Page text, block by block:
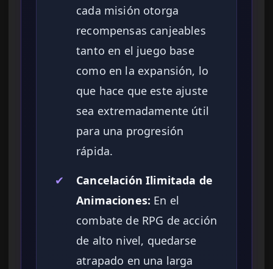
cada misión otorga
recompensas canjeables
tanto en el juego base
como en la expansión, lo
que hace que este ajuste
sea extremadamente útil
para una progresión
rápida.
✔
Cancelación Ilimitada de
Animaciones: En el
combate de RPG de acción
de alto nivel, quedarse
atrapado en una larga